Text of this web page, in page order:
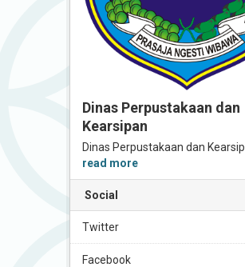
Dinas Perpustakaan dan
Kearsipan
Dinas Perpustakaan dan
read more
Social
Twitter
Facebook